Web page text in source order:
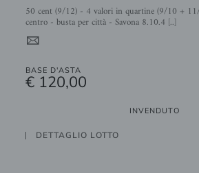
50 cent (9/12) - 4 valori in quartine (9/10 + 11/12) con interspazi al
centro - busta per città - Savona 8.10.4 [..]
4
BASE D'ASTA
€ 120,00
INVENDUTO
DETTAGLIO LOTTO